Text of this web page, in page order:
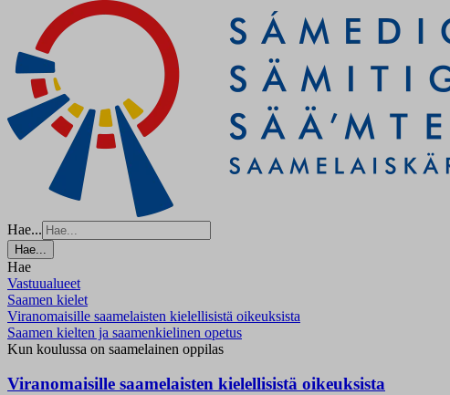
Hae...
Hae...
Hae
Vastuualueet
Saamen kielet
Viranomaisille saamelaisten kielellisistä oikeuksista
Saamen kielten ja saamenkielinen opetus
Kun koulussa on saamelainen oppilas
Viranomaisille saamelaisten kielellisistä oikeuksista